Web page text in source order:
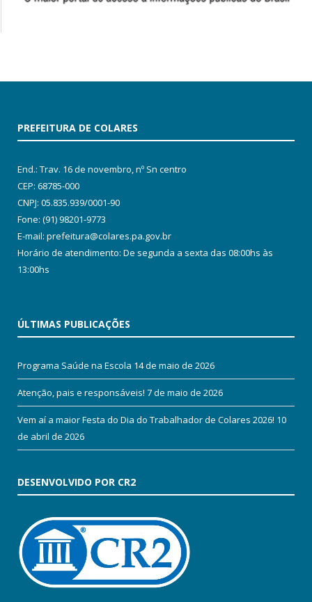
PREFEITURA DE COLARES
End.: Trav. 16 de novembro, nº Sn centro
CEP: 68785-000
CNPJ: 05.835.939/0001-90
Fone: (91) 98201-9773
E-mail: prefeitura@colares.pa.gov.br
Horário de atendimento: De segunda a sexta das 08:00hs às
13:00hs
ÚLTIMAS PUBLICAÇÕES
Programa Saúde na Escola 14 de maio de 2026
Atenção, pais e responsáveis! 7 de maio de 2026
Vem aí a maior Festa do Dia do Trabalhador de Colares 2026! 10
de abril de 2026
DESENVOLVIDO POR CR2